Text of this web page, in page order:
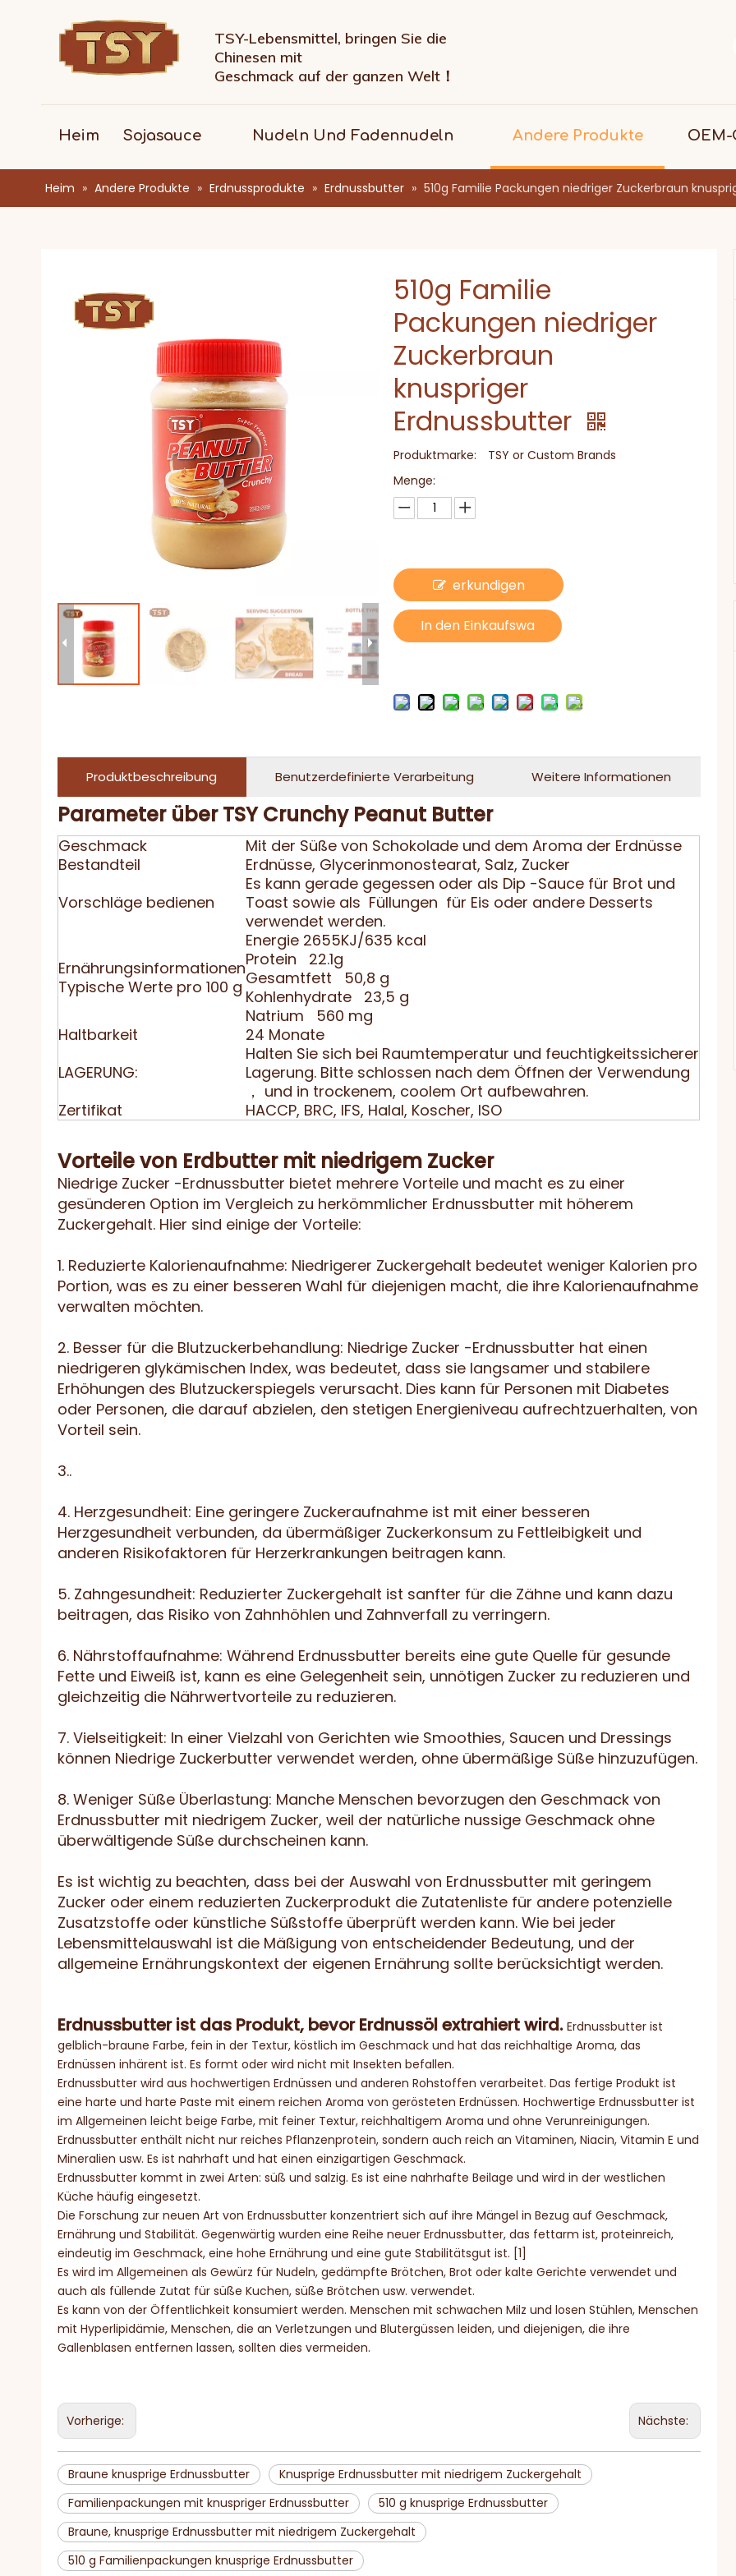
TSY-Lebensmittel, bringen Sie die
Chinesen mit
Geschmack auf der ganzen Welt！
Heim Sojasauce Nudeln Und Fadennudeln Andere Produkte OEM-
Heim » Andere Produkte » Erdnussprodukte » Erdnussbutter » 510g Familie Packungen niedriger Zuckerbraun
510g Familie
Packungen niedriger
Zuckerbraun
knuspriger
Erdnussbutter
Produktmarke:
TSY or Custom Brands
Menge:
erkundigen
In den Einkaufswa
Produktbeschreibung Benutzerdefinierte Verarbeitung Weitere Informationen
Parameter über TSY Crunchy Peanut Butter
Geschmack
Mit der Süße von Schokolade und dem Aroma der Erdnüsse
Bestandteil
Erdnüsse, Glycerinmonostearat, Salz, Zucker
Vorschläge bedienen
Es kann gerade gegessen oder als Dip -Sauce für Brot und
Toast sowie als Füllungen für Eis oder andere Desserts
verwendet werden.
Ernährungsinformationen
Typische Werte pro 100 g
Energie 2655KJ/635 kcal
Protein 22.1g
Gesamtfett 50,8 g
Kohlenhydrate 23,5 g
Natrium 560 mg
Haltbarkeit
24 Monate
LAGERUNG:
Halten Sie sich bei Raumtemperatur und feuchtigkeitssicherer
Lagerung. Bitte schlossen nach dem Öffnen der Verwendung
， und in trockenem, coolem Ort aufbewahren.
Zertifikat
HACCP, BRC, IFS, Halal, Koscher, ISO
Vorteile von Erdbutter mit niedrigem Zucker
Niedrige Zucker -Erdnussbutter bietet mehrere Vorteile und macht es zu einer
gesünderen Option im Vergleich zu herkömmlicher Erdnussbutter mit höherem
Zuckergehalt. Hier sind einige der Vorteile:
1. Reduzierte Kalorienaufnahme: Niedrigerer Zuckergehalt bedeutet weniger Kalorien pro
Portion, was es zu einer besseren Wahl für diejenigen macht, die ihre Kalorienaufnahme
verwalten möchten.
2. Besser für die Blutzuckerbehandlung: Niedrige Zucker -Erdnussbutter hat einen
niedrigeren glykämischen Index, was bedeutet, dass sie langsamer und stabilere
Erhöhungen des Blutzuckerspiegels verursacht. Dies kann für Personen mit Diabetes
oder Personen, die darauf abzielen, den stetigen Energieniveau aufrechtzuerhalten, von
Vorteil sein.
3..
4. Herzgesundheit: Eine geringere Zuckeraufnahme ist mit einer besseren
Herzgesundheit verbunden, da übermäßiger Zuckerkonsum zu Fettleibigkeit und
anderen Risikofaktoren für Herzerkrankungen beitragen kann.
5. Zahngesundheit: Reduzierter Zuckergehalt ist sanfter für die Zähne und kann dazu
beitragen, das Risiko von Zahnhöhlen und Zahnverfall zu verringern.
6. Nährstoffaufnahme: Während Erdnussbutter bereits eine gute Quelle für gesunde
Fette und Eiweiß ist, kann es eine Gelegenheit sein, unnötigen Zucker zu reduzieren und
gleichzeitig die Nährwertvorteile zu reduzieren.
7. Vielseitigkeit: In einer Vielzahl von Gerichten wie Smoothies, Saucen und Dressings
können Niedrige Zuckerbutter verwendet werden, ohne übermäßige Süße hinzuzufügen.
8. Weniger Süße Überlastung: Manche Menschen bevorzugen den Geschmack von
Erdnussbutter mit niedrigem Zucker, weil der natürliche nussige Geschmack ohne
überwältigende Süße durchscheinen kann.
Es ist wichtig zu beachten, dass bei der Auswahl von Erdnussbutter mit geringem
Zucker oder einem reduzierten Zuckerprodukt die Zutatenliste für andere potenzielle
Zusatzstoffe oder künstliche Süßstoffe überprüft werden kann. Wie bei jeder
Lebensmittelauswahl ist die Mäßigung von entscheidender Bedeutung, und der
allgemeine Ernährungskontext der eigenen Ernährung sollte berücksichtigt werden.
Erdnussbutter ist das Produkt, bevor Erdnussöl extrahiert wird. Erdnussbutter ist
gelblich-braune Farbe, fein in der Textur, köstlich im Geschmack und hat das reichhaltige Aroma, das
Erdnüssen inhärent ist. Es formt oder wird nicht mit Insekten befallen.
Erdnussbutter wird aus hochwertigen Erdnüssen und anderen Rohstoffen verarbeitet. Das fertige Produkt ist
eine harte und harte Paste mit einem reichen Aroma von gerösteten Erdnüssen. Hochwertige Erdnussbutter ist
im Allgemeinen leicht beige Farbe, mit feiner Textur, reichhaltigem Aroma und ohne Verunreinigungen.
Erdnussbutter enthält nicht nur reiches Pflanzenprotein, sondern auch reich an Vitaminen, Niacin, Vitamin E und
Mineralien usw. Es ist nahrhaft und hat einen einzigartigen Geschmack.
Erdnussbutter kommt in zwei Arten: süß und salzig. Es ist eine nahrhafte Beilage und wird in der westlichen
Küche häufig eingesetzt.
Die Forschung zur neuen Art von Erdnussbutter konzentriert sich auf ihre Mängel in Bezug auf Geschmack,
Ernährung und Stabilität. Gegenwärtig wurden eine Reihe neuer Erdnussbutter, das fettarm ist, proteinreich,
eindeutig im Geschmack, eine hohe Ernährung und eine gute Stabilitätsgut ist. [1]
Es wird im Allgemeinen als Gewürz für Nudeln, gedämpfte Brötchen, Brot oder kalte Gerichte verwendet und
auch als füllende Zutat für süße Kuchen, süße Brötchen usw. verwendet.
Es kann von der Öffentlichkeit konsumiert werden. Menschen mit schwachen Milz und losen Stühlen, Menschen
mit Hyperlipidämie, Menschen, die an Verletzungen und Blutergüssen leiden, und diejenigen, die ihre
Gallenblasen entfernen lassen, sollten dies vermeiden.
Vorherige: Nächste:
Braune knusprige Erdnussbutter
Knusprige Erdnussbutter mit niedrigem Zuckergehalt
Familienpackungen mit knuspriger Erdnussbutter
510 g knusprige Erdnussbutter
Braune, knusprige Erdnussbutter mit niedrigem Zuckergehalt
510 g Familienpackungen knusprige Erdnussbutter